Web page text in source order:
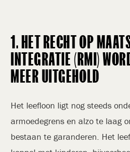
1. HET RECHT OP
INTEGRATIE (RMI)
MEER UITGEHOLD
Het leefloon ligt nog steeds
armoedegrens en alzo te laag
bestaan te garanderen. Het